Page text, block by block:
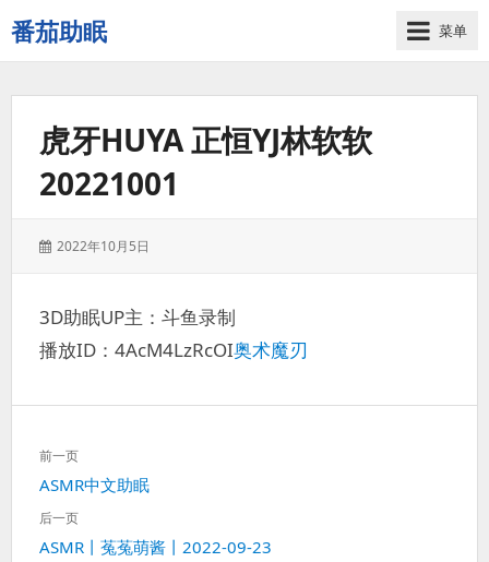
番茄助眠
一
个
站
菜单
虎牙HUYA 正恒YJ林软软
20221001
发
2022年10月5日
3D助眠UP主：斗鱼录制
播放ID：4AcM4LzRcOI奥术魔刃
文
章
导
航
前一页
上
一
ASMR中文助眠
后一页
下
ASMR丨菟菟萌酱丨2022-09-23